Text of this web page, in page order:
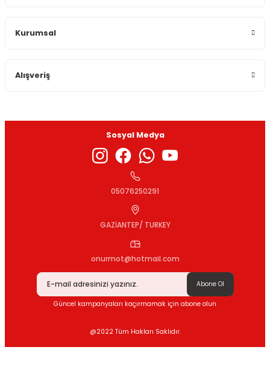
Ürün bilgilerinde hatalar bulunuyor.
Gönder
Kurumsal
Alışveriş
Sosyal Medya
05076250291
GAZİANTEP/ TURKEY
onurmot@hotmail.com
Abone Ol
Güncel kampanyaları kaçırmamak için abone olun
@2022 Tüm Hakları Saklıdır.